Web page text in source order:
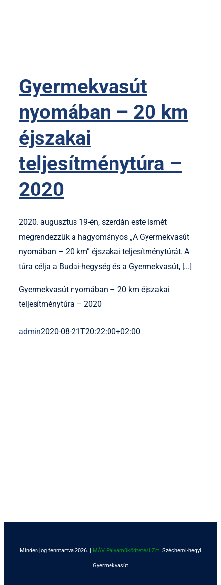
Gyermekvasút
nyomában – 20 km
éjszakai
teljesítménytúra –
2020
2020. augusztus 19-én, szerdán este ismét
megrendezzük a hagyományos „A Gyermekvasút
nyomában – 20 km” éjszakai teljesítménytúrát. A
túra célja a Budai-hegység és a Gyermekvasút, [...]
Gyermekvasút nyomában – 20 km éjszakai
teljesítménytúra – 2020
admin2020-08-21T20:22:00+02:00
Minden jog fenntartva 2026. | MÁV Pályaműködtetési Zrt. Széchenyi-hegyi
Gyermekvasút